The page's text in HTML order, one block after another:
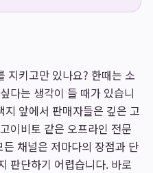
지키고만 있나요? 한때는 소
다는 생각이 들 때가 있습니
앞에서 판매자들은 깊은 고
이비토 같은 오프라인 전문
채널은 저마다의 장점과 단
판단하기 어렵습니다. 바로